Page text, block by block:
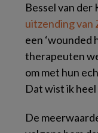
Bessel van der
uitzending van
een ‘wounded
therapeuten
om met hun
Dat wist ik heel
De